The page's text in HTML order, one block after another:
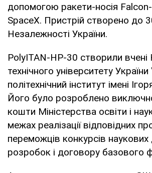
допомогою ракети-носія Falcon-
SpaceX. Пристрій створено до
Незалежності України.
PolyITAN-HP-30 створили вчені
технічного університету
політехнічний інститут імені
Його було розроблено
кошти Міністерства освіти і
межах реалізації відповідних
переможців конкурсів
розробок і договору базового